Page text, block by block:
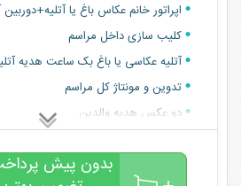
اپراتور خانم عکاس باغ یا آتلیه+دوربین
کلیب سازی داخل مراسم
آتلیه عکاسی یا باغ بک ساعت هدیه
تدوین و مونتاژ کل مراسم
دو عکس هدیه والدین
تصویر بردار خانم+ رونین+دوربین
بدون پیش پرداخت